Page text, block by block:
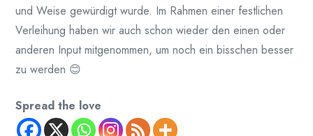
und Weise gewürdigt wurde. Im Rahmen einer festlichen
Verleihung haben wir auch schon wieder den einen oder
anderen Input mitgenommen, um noch ein bisschen besser
zu werden 😊
Spread the love